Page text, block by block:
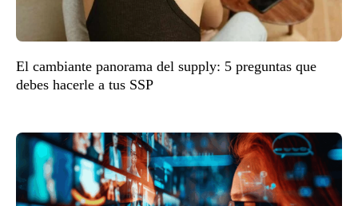
El cambiante panorama del supply: 5 preguntas que
debes hacerle a tus SSP